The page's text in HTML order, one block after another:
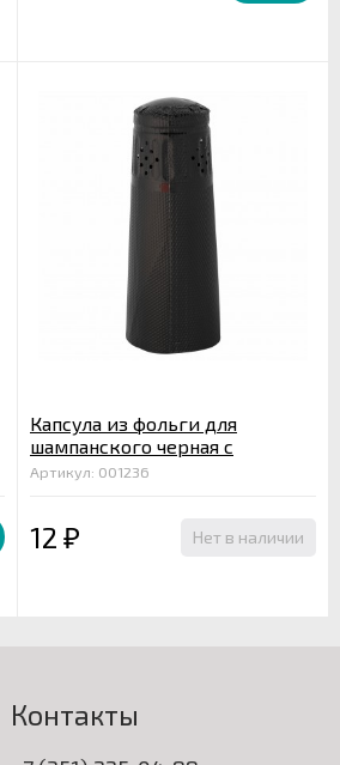
Капсула из фольги для
шампанского черная с
тиснением
Артикул: 001236
12 ₽ Нет в наличии
Контакты